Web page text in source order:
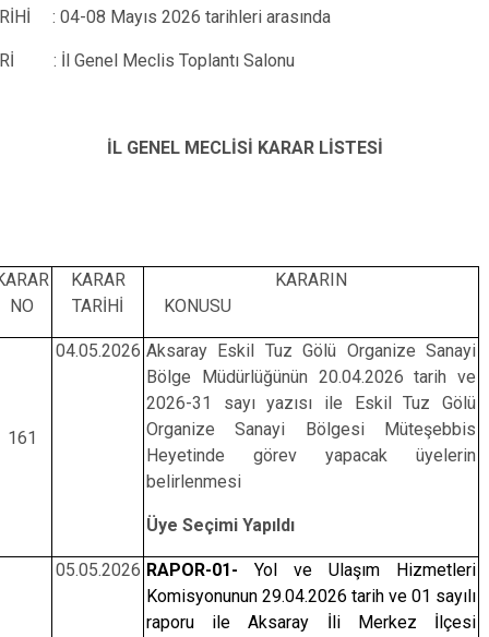
: 04-08 Mayıs 2026 tarihleri arasında
: İl Genel Meclis Toplantı Salonu
İL GENEL MECLİSİ KARAR LİSTESİ
NO
KARAR
TARİHİ
KARARIN
KONUSU
161
04.05.2026 Aksaray Eskil Tuz Gölü Organize Sanayi
Bölge Müdürlüğünün 20.04.2026 tarih ve
2026-31 sayı yazısı ile Eskil Tuz Gölü
Organize Sanayi Bölgesi Müteşebbis
Heyetinde görev yapacak üyelerin
belirlenmesi
Üye Seçimi Yapıldı
05.05.2026 RAPOR-01- Yol ve Ulaşım Hizmetleri
Komisyonunun 29.04.2026 tarih ve 01 sayılı
raporu ile Aksaray İli Merkez İlçesi